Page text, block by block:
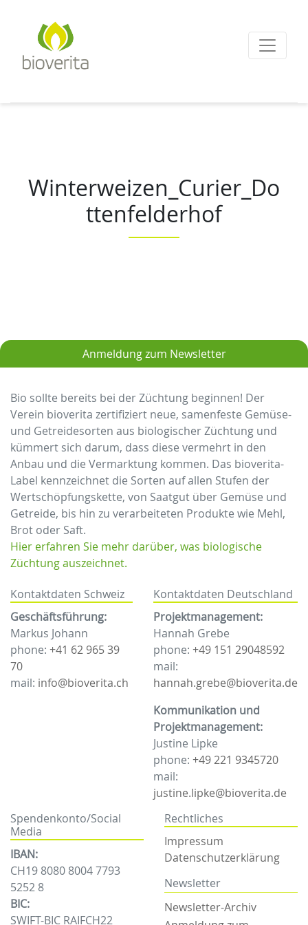
Von der Züchtung bis
Winterweizen_Curier_Do
ttenfelderhof
Anmeldung zum Newsletter
Bio sollte bereits bei der Züchtung beginnen! Der
Verein bioverita zertifiziert neue, samenfeste Gemüse-
und Getreidesorten aus biologischer Züchtung und
kümmert sich darum, dass diese vermehrt in den
Anbau und die Vermarktung kommen. Das bioverita-
Label kennzeichnet die Sorten auf allen Stufen der
Wertschöpfungskette, von Saatgut über Gemüse und
Getreide, bis hin zu verarbeiteten Produkte wie Mehl,
Brot oder Saft.
Hier erfahren Sie mehr darüber, was biologische
Züchtung auszeichnet.
Kontaktdaten Schweiz
Geschäftsführung:
Markus Johann
phone: +41 62 965 39
70
mail: info@bioverita.ch
Kontaktdaten Deutschland
Projektmanagement:
Hannah Grebe
phone: +49 151 29048592
mail:
hannah.grebe@bioverita.de
Kommunikation und
Projektmanagement:
Justine Lipke
phone: +49 221 9345720
mail:
justine.lipke@bioverita.de
Spendenkonto/Social
Media
IBAN:
CH19 8080 8004 7793
5252 8
BIC:
SWIFT-BIC RAIFCH22
Rechtliches
Impressum
Datenschutzerklärung
Newsletter
Newsletter-Archiv